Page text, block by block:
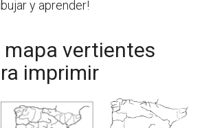
y aprender!
mapa vertientes
imprimir